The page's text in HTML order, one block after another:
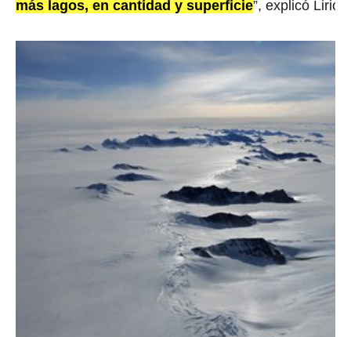
más lagos, en cantidad y superficie”, explicó Lirio.